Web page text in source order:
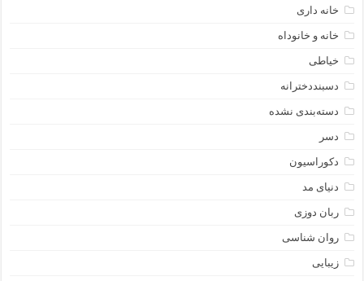
خانه داری
خانه و خانوداه
خیاطی
دسبنددخترانه
دسته‌بندی نشده
دسر
دکوراسیون
دنیای مد
ربان دوزی
روان شناسی
زیبایی